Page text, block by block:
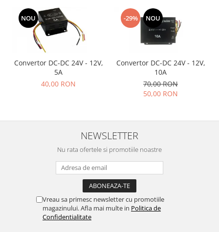
Camere/DVR-uri Auto
Crocodili
Incarcatoare auto
Invertoare auto
Proiectoare auto
Testere si diagnoza auto
Automatizari porti culisante
Automatizari porti batante
Automatizari usi garaj
Accesorii
Cartele si Tag-uri
NOU
Convertor DC-DC 24V - 12V,
5A
40,00 RON
-29% NOU
Convertor DC-DC 24V - 12V,
10A
70,00 RON
50,00 RON
NEWSLETTER
Nu rata ofertele si promotiile noastre
Vreau sa primesc newsletter cu promotiile
magazinului. Afla mai multe in Politica de
Confidentialitate